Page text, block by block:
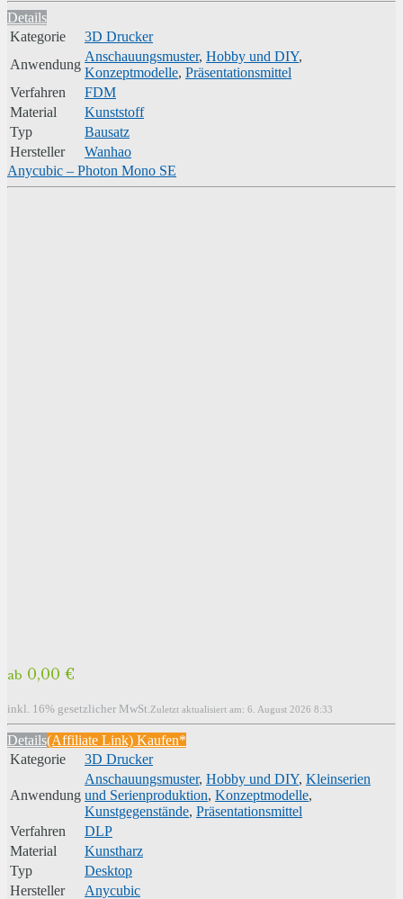
Details
Kategorie
3D Drucker
Anwendung
Anschauungsmuster, Hobby und DIY,
Konzeptmodelle, Präsentationsmittel
Verfahren
FDM
Material
Kunststoff
Typ
Bausatz
Hersteller
Wanhao
Anycubic – Photon Mono SE
ab 0,00 €
inkl. 16% gesetzlicher MwSt. Zuletzt aktualisiert am: 6. August 2026 8:33
Details(Affiliate Link) Kaufen*
Kategorie
3D Drucker
Anwendung
Anschauungsmuster, Hobby und DIY, Kleinserien
und Serienproduktion, Konzeptmodelle,
Kunstgegenstände, Präsentationsmittel
Verfahren
DLP
Material
Kunstharz
Typ
Desktop
Hersteller
Anycubic